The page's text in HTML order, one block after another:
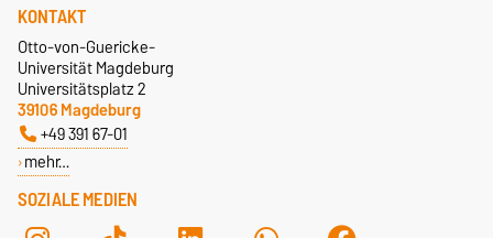
SOZIALE MEDIEN
KONTAKT
Otto-von-Guericke-
Universität Magdeburg
Universitätsplatz 2
39106 Magdeburg
+49 391 67-01
mehr…